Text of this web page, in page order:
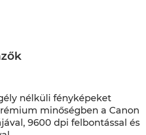
nélküli fényképeket
minőségben a Canon
9600 dpi felbontással és